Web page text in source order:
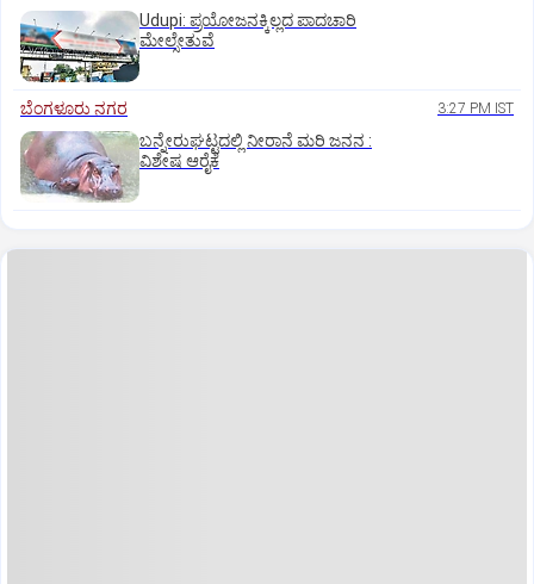
Udupi: ಪ್ರಯೋಜನಕ್ಕಿಲ್ಲದ ಪಾದಚಾರಿ
ಮೇಲ್ಸೇತುವೆ
ಬೆಂಗಳೂರು ನಗರ 3:27 PM IST
ಬನ್ನೇರುಘಟ್ಟದಲ್ಲಿ ನೀರಾನೆ ಮರಿ ಜನನ :
ವಿಶೇಷ ಆರೈಕೆ